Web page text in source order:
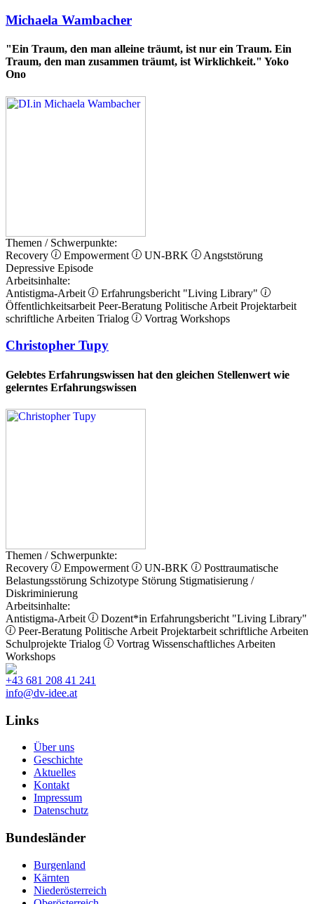
Michaela Wambacher
"Ein Traum, den man alleine träumt, ist nur ein Traum. Ein
Traum, den man zusammen träumt, ist Wirklichkeit." Yoko
Ono
Themen / Schwerpunkte:
Recovery
Empowerment UN-BRK
Angststörung
Depressive Episode
Arbeitsinhalte:
Antistigma-Arbeit
Erfahrungsbericht "Living Library"
Öffentlichkeitsarbeit Peer-Beratung Politische Arbeit Projektarbeit
schriftliche Arbeiten Trialog Vortrag Workshops
Christopher Tupy
Gelebtes Erfahrungswissen hat den gleichen Stellenwert wie
gelerntes Erfahrungswissen
Themen / Schwerpunkte:
Recovery
Empowerment UN-BRK
Posttraumatische
Belastungsstörung Schizotype Störung Stigmatisierung /
Diskriminierung
Arbeitsinhalte:
Antistigma-Arbeit
Dozent*in Erfahrungsbericht "Living Library"
Peer-Beratung Politische Arbeit Projektarbeit schriftliche Arbeiten
Schulprojekte Trialog Vortrag Wissenschaftliches Arbeiten
Workshops
+43 681 208 41 241
info@dv-idee.at
Links
Über uns
Geschichte
Aktuelles
Kontakt
Impressum
Datenschutz
Bundesländer
Burgenland
Kärnten
Niederösterreich